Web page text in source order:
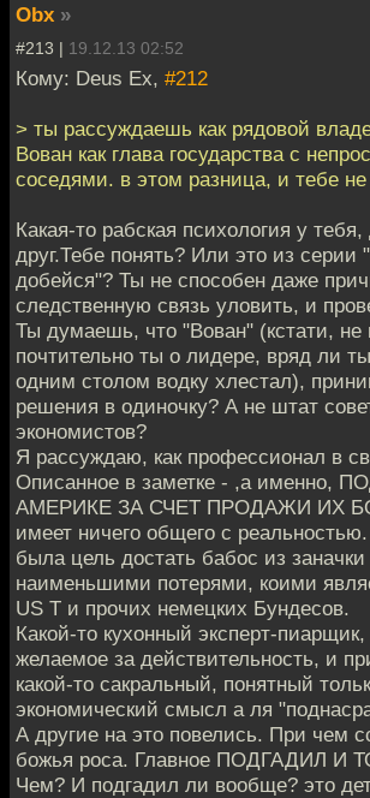
Obx »
#213 | 19.12.13 02:52
Кому: Deus Ex, #212
> ты рассуждаешь как рядовой
Вован как глава государства с
соседями. в этом разница, и тебе не
Какая-то рабская психология у тебя,
друг.Тебе понять? Или это из серии
добейся"? Ты не способен даже
следственную связь уловить, и
Ты думаешь, что "Вован" (кстати, не
почтительно ты о лидере, вряд ли
одним столом водку хлестал),
решения в одиночку? А не штат
экономистов?
Я рассуждаю, как профессионал в
Описанное в заметке - ,а именно,
АМЕРИКЕ ЗА СЧЕТ ПРОДАЖИ ИХ
имеет ничего общего с
была цель достать бабос из заначки
наименьшими потерями, коими
US T и прочих немецких Бундесов.
Какой-то кухонный эксперт-
желаемое за действительность, и
какой-то сакральный, понятный
экономический смысл а ля
А другие на это повелись. При чем
божья роса. Главное ПОДГАДИЛ И
Чем? И подгадил ли вообще? это